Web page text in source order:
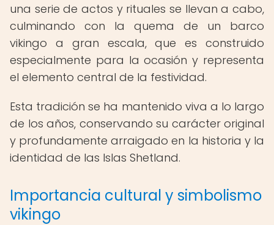
una serie de actos y rituales se llevan a cabo,
culminando con la quema de un barco
vikingo a gran escala, que es construido
especialmente para la ocasión y representa
el elemento central de la festividad.
Esta tradición se ha mantenido viva a lo largo
de los años, conservando su carácter original
y profundamente arraigado en la historia y la
identidad de las Islas Shetland.
Importancia cultural y simbolismo
vikingo